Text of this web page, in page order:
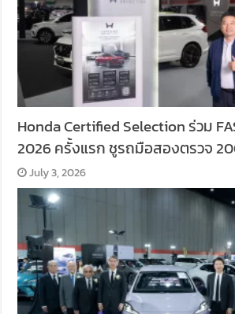
Honda Certified Selection ร่วม
2026 ครั้งแรก ชูรถมือสองตรวจ
July 3, 2026